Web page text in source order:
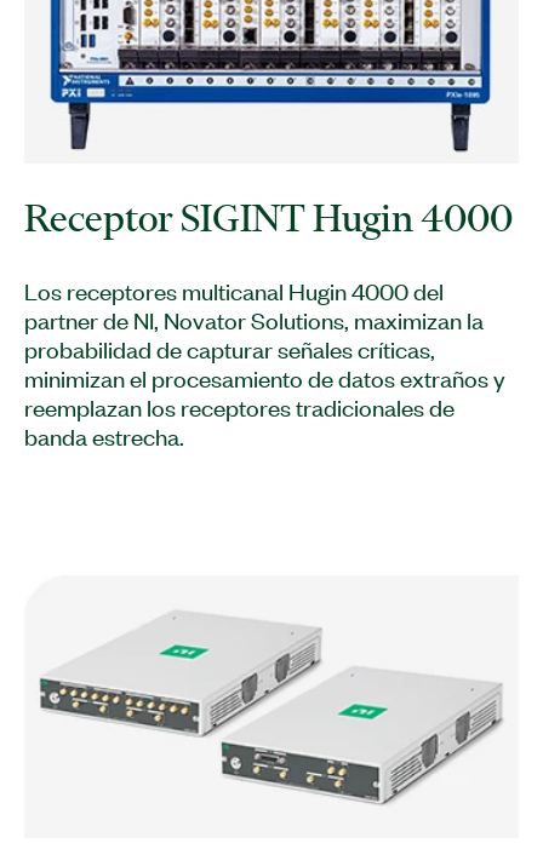
Receptor SIGINT Hugin 4000
Los receptores multicanal Hugin 4000 del
partner de NI, Novator Solutions, maximizan la
probabilidad de capturar señales críticas,
minimizan el procesamiento de datos extraños y
reemplazan los receptores tradicionales de
banda estrecha.